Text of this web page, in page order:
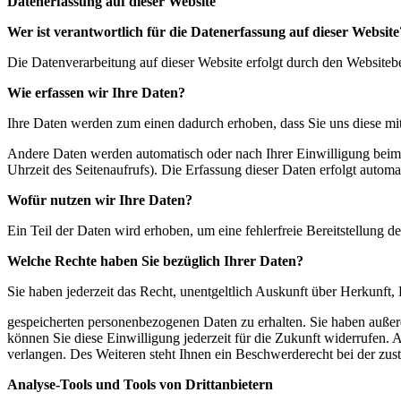
Wer ist verantwortlich für die Datenerfassung auf dieser
Die Datenverarbeitung auf dieser Website erfolgt durch den
Wie erfassen wir Ihre Daten?
Ihre Daten werden zum einen dadurch erhoben, dass Sie uns diese
Andere Daten werden automatisch oder nach Ihrer Einwilligung
Uhrzeit des Seitenaufrufs). Die Erfassung dieser Daten erfolgt
Wofür nutzen wir Ihre Daten?
Ein Teil der Daten wird erhoben, um eine fehlerfreie Bereitstellung
Welche Rechte haben Sie bezüglich Ihrer Daten?
Sie haben jederzeit das Recht, unentgeltlich Auskunft über
gespeicherten personenbezogenen Daten zu erhalten. Sie haben
können Sie diese Einwilligung jederzeit für die Zukunft widerrufen.
verlangen. Des Weiteren steht Ihnen ein Beschwerderecht bei der
Analyse-Tools und Tools von Drittanbietern